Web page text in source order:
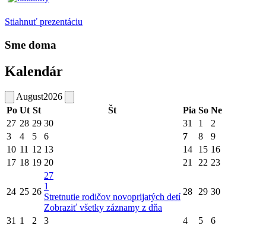
Stiahnuť prezentáciu
Sme doma
Kalendár
August2026
Po Ut St Št Pia So Ne
27 28 29 30 31 1
2
3
4 5 6 7 8
9
10 11 12 13 14 15 16
17 18 19 20 21 22 23
24 25 26
27
1
Stretnutie rodičov novoprijatých detí
Zobraziť všetky záznamy z dňa
28 29 30
31 1 2 3 4 5 6